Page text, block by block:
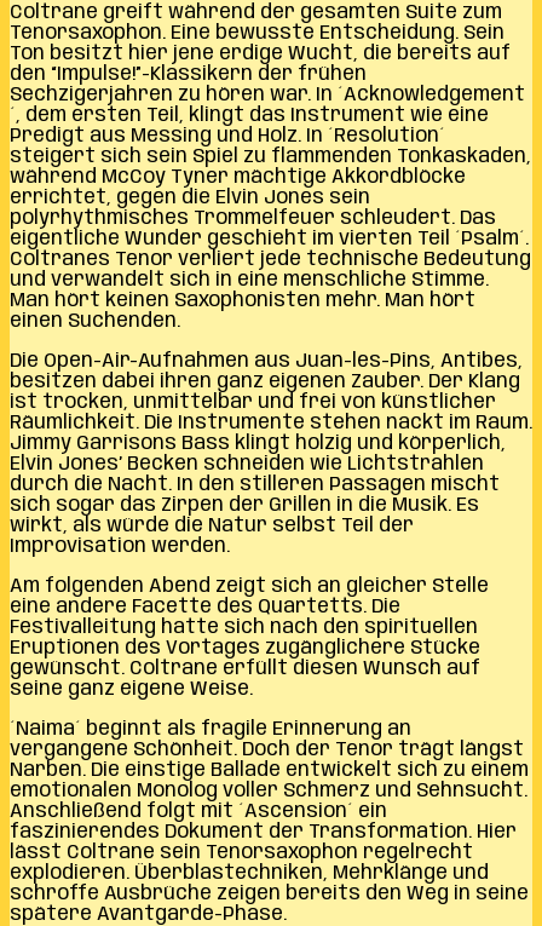
Coltrane greift während der gesamten Suite zum
Tenorsaxophon. Eine bewusste Entscheidung. Sein
Ton besitzt hier jene erdige Wucht, die bereits auf
den “Impulse!”-Klassikern der frühen
Sechzigerjahren zu hören war. In ´Acknowledgement
´, dem ersten Teil, klingt das Instrument wie eine
Predigt aus Messing und Holz. In ´Resolution´
steigert sich sein Spiel zu flammenden Tonkaskaden,
während McCoy Tyner mächtige Akkordblöcke
errichtet, gegen die Elvin Jones sein
polyrhythmisches Trommelfeuer schleudert. Das
eigentliche Wunder geschieht im vierten Teil ´Psalm´.
Coltranes Tenor verliert jede technische Bedeutung
und verwandelt sich in eine menschliche Stimme.
Man hört keinen Saxophonisten mehr. Man hört
einen Suchenden.
Die Open-Air-Aufnahmen aus Juan-les-Pins, Antibes,
besitzen dabei ihren ganz eigenen Zauber. Der Klang
ist trocken, unmittelbar und frei von künstlicher
Räumlichkeit. Die Instrumente stehen nackt im Raum.
Jimmy Garrisons Bass klingt holzig und körperlich,
Elvin Jones’ Becken schneiden wie Lichtstrahlen
durch die Nacht. In den stilleren Passagen mischt
sich sogar das Zirpen der Grillen in die Musik. Es
wirkt, als würde die Natur selbst Teil der
Improvisation werden.
Am folgenden Abend zeigt sich an gleicher Stelle
eine andere Facette des Quartetts. Die
Festivalleitung hatte sich nach den spirituellen
Eruptionen des Vortages zugänglichere Stücke
gewünscht. Coltrane erfüllt diesen Wunsch auf
seine ganz eigene Weise.
´Naima´ beginnt als fragile Erinnerung an
vergangene Schönheit. Doch der Tenor trägt längst
Narben. Die einstige Ballade entwickelt sich zu einem
emotionalen Monolog voller Schmerz und Sehnsucht.
Anschließend folgt mit ´Ascension´ ein
faszinierendes Dokument der Transformation. Hier
lässt Coltrane sein Tenorsaxophon regelrecht
explodieren. Überblastechniken, Mehrklänge und
schroffe Ausbrüche zeigen bereits den Weg in seine
spätere Avantgarde-Phase.